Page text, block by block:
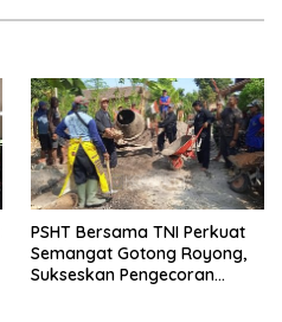
PSHT Bersama TNI Perkuat
Semangat Gotong Royong,
Sukseskan Pengecoran